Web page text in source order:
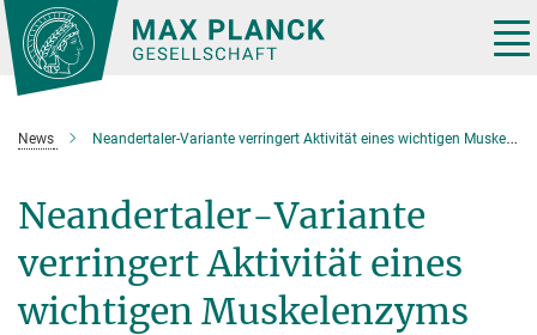
Hauptinhalt
News Neandertaler-Variante verringert Aktivität eines wichtigen Muskelenzyms
Neandertaler-Variante
verringert Aktivität eines
wichtigen Muskelenzyms